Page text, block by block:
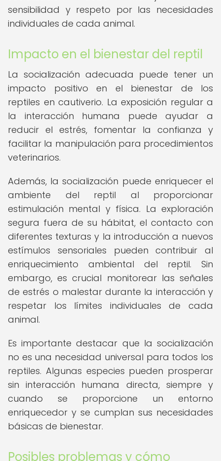
sensibilidad y respeto por las necesidades
individuales de cada animal.
Impacto en el bienestar del reptil
La socialización adecuada puede tener un
impacto positivo en el bienestar de los
reptiles en cautiverio. La exposición regular a
la interacción humana puede ayudar a
reducir el estrés, fomentar la confianza y
facilitar la manipulación para procedimientos
veterinarios.
Además, la socialización puede enriquecer el
ambiente del reptil al proporcionar
estimulación mental y física. La exploración
segura fuera de su hábitat, el contacto con
diferentes texturas y la introducción a nuevos
estímulos sensoriales pueden contribuir al
enriquecimiento ambiental del reptil. Sin
embargo, es crucial monitorear las señales
de estrés o malestar durante la interacción y
respetar los límites individuales de cada
animal.
Es importante destacar que la socialización
no es una necesidad universal para todos los
reptiles. Algunas especies pueden prosperar
sin interacción humana directa, siempre y
cuando se proporcione un entorno
enriquecedor y se cumplan sus necesidades
básicas de bienestar.
Posibles problemas y cómo